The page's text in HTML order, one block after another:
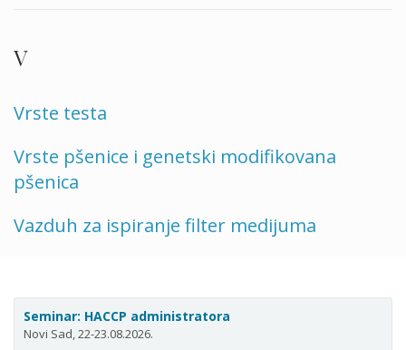
V
Vrste testa
Vrste pšenice i genetski modifikovana
pšenica
Vazduh za ispiranje filter medijuma
Seminar: HACCP administratora
Novi Sad, 22-23.08.2026.